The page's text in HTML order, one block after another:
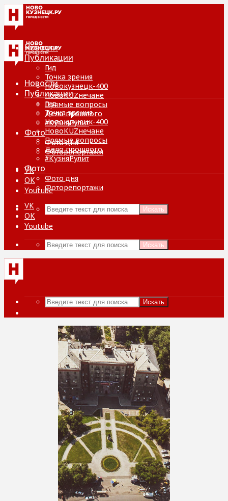
Новости
Публикации
Гид
Точка зрения
Новокузнецк-400
НовоKUZнечане
Прямые вопросы
Дело прошлого
#КузняРулит
Фото
Фото дня
Фоторепортажи
VK
ОК
Youtube
Искать
Новости
Публикации
Гид
Точка зрения
Новокузнецк-400
НовоKUZнечане
Прямые вопросы
Дело прошлого
#КузняРулит
Фото
Фото дня
Фоторепортажи
VK
ОК
Youtube
Искать
Искать